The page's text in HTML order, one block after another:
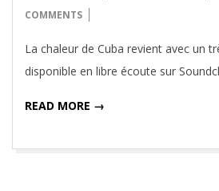
04-
COMMENTS
La chaleur de Cuba revient avec un
disponible en libre écoute sur
READ MORE →